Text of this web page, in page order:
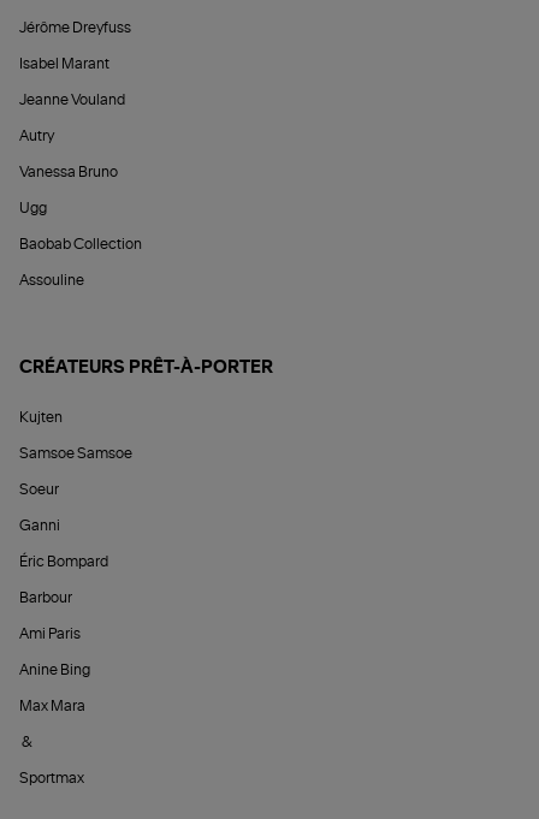
Jérôme Dreyfuss
Isabel Marant
Jeanne Vouland
Autry
Vanessa Bruno
Ugg
Baobab Collection
Assouline
CRÉATEURS PRÊT-À-PORTER
Kujten
Samsoe Samsoe
Soeur
Ganni
Éric Bompard
Barbour
Ami Paris
Anine Bing
Max Mara
&
Sportmax